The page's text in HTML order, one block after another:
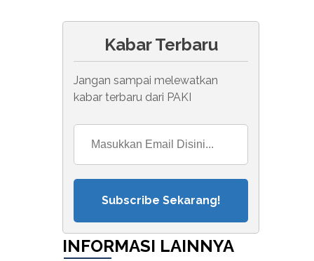
Kabar Terbaru
Jangan sampai melewatkan
kabar terbaru dari PAKI
Subscribe Sekarang!
INFORMASI LAINNYA